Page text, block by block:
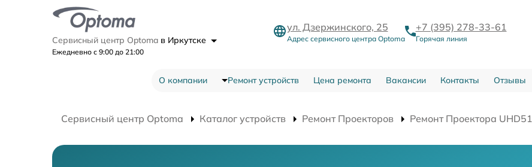
Сервисный центр Optoma в Иркутске
Ежедневно с 9:00 до 21:00
ул. Дзержинского, 25
Адрес сервисного центра Optoma
+7 (395) 278-33-61
Горячая линия
О компании Ремонт устройств Цена ремонта Вакансии Контакты Отзывы
Сервисный центр Optoma Каталог устройств Ремонт Проекторов Ремонт Проектора UHD51